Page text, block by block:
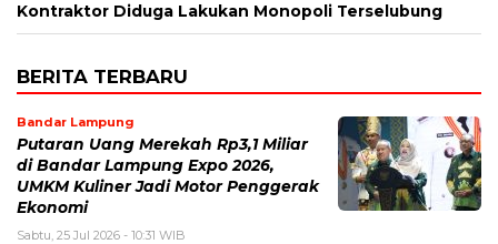
Kontraktor Diduga Lakukan Monopoli Terselubung
BERITA TERBARU
Bandar Lampung
Putaran Uang Merekah Rp3,1 Miliar
di Bandar Lampung Expo 2026,
UMKM Kuliner Jadi Motor Penggerak
Ekonomi
Sabtu, 25 Jul 2026 - 10:31 WIB